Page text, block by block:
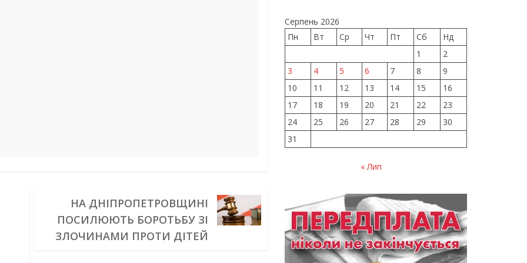
НА ДНІПРОПЕТРОВЩИНІ
ПОСИЛЮЮТЬ БОРОТЬБУ ЗІ
ЗЛОЧИНАМИ ПРОТИ ДІТЕЙ
Серпень 2026
Пн
Вт Ср Чт Пт Сб
Нд
1
2
3
4 5 6 7 8
9
10
11 12 13 14 15
16
17
18 19 20 21 22
23
24
25 26 27 28 29
30
31
« Лип